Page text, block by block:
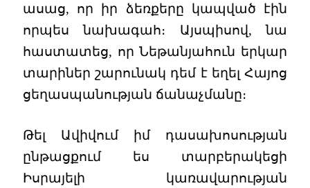
ասաց, որ իր ձեռքերը կապված էին
որպես նախագահ։ Այսպիսով, նա
հաստատեց, որ Նեթանյահուն երկար
տարիներ շարունակ դեմ է եղել Հայոց
ցեղասպանության ճանաչմանը։
Թել Ավիվում իմ դասախոսության
ընթացքում ես տարբերակեցի
Իսրայելի կառավարության